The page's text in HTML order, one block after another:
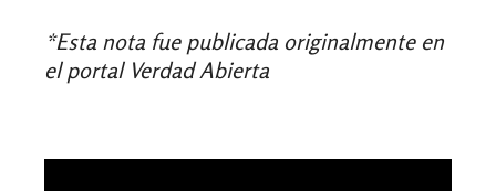
*Esta nota fue publicada originalmente en
el portal Verdad Abierta